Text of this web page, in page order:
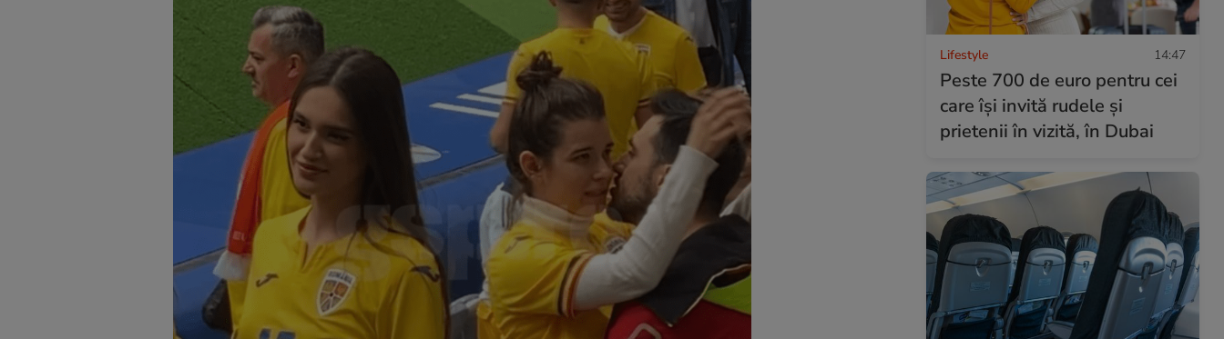
Lifestyle 14:47
Peste 700 de euro pentru cei
care își invită rudele și
prietenii în vizită, în Dubai